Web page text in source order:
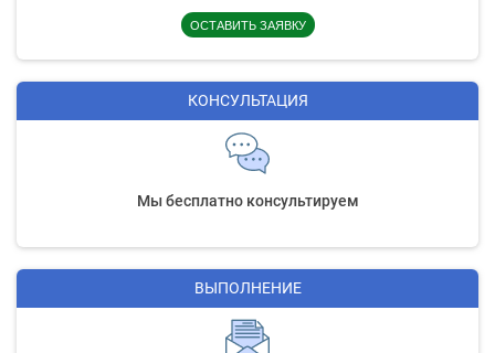
ОСТАВИТЬ ЗАЯВКУ
КОНСУЛЬТАЦИЯ
Мы бесплатно консультируем
ВЫПОЛНЕНИЕ